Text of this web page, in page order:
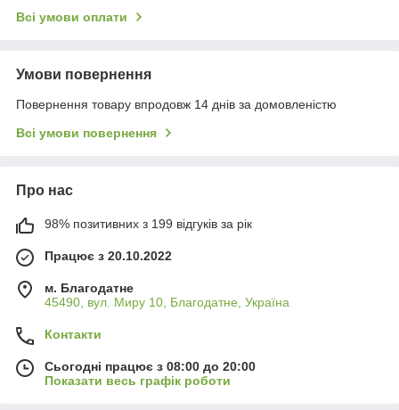
Всі умови оплати
Умови повернення
Повернення товару впродовж 14 днів за домовленістю
Всі умови повернення
Про нас
98% позитивних з 199 відгуків за рік
Працює з 20.10.2022
м. Благодатне
45490, вул. Миру 10, Благодатне, Україна
Контакти
Сьогодні працює з 08:00 до 20:00
Показати весь графік роботи